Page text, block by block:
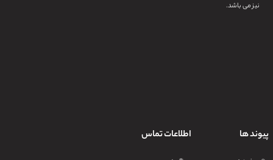
نیز می باشد.
پیوند ها اطلاعات تماس